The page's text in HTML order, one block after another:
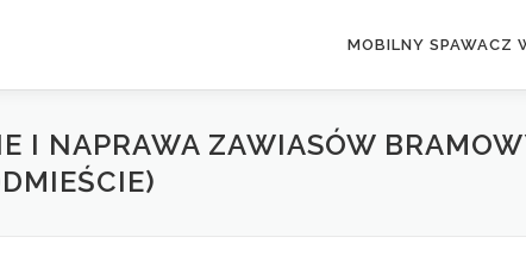
MOBILNY SPAWACZ
I NAPRAWA ZAWIASÓW